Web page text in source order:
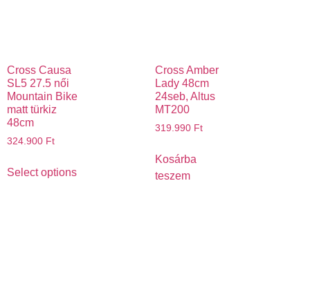
Cross Causa
SL5 27.5 női
Mountain Bike
matt türkiz
48cm
324.900 Ft
Select options
Cross Amber
Lady 48cm
24seb, Altus
MT200
319.990 Ft
Kosárba
teszem